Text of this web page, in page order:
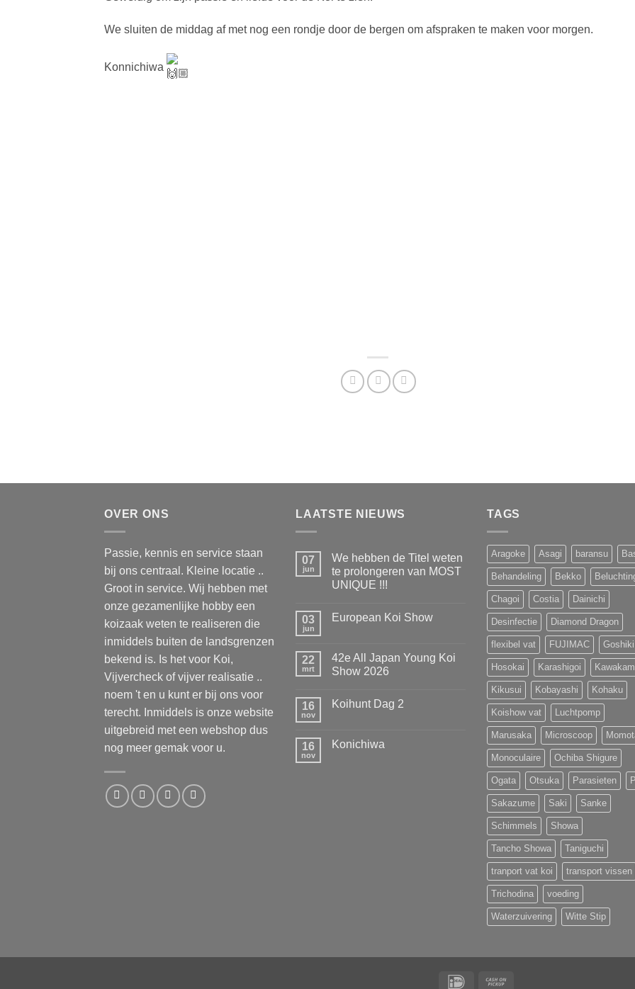
We sluiten de middag af met nog een rondje door de bergen om afspraken te maken voor morgen.
Konnichiwa
OVER ONS
Passie, kennis en service staan
bij ons centraal. Kleine locatie ..
Groot in service. Wij hebben met
onze gezamenlijke hobby een
koizaak weten te realiseren die
inmiddels buiten de landsgrenzen
bekend is. Is het voor Koi,
Vijvercheck of vijver realisatie ..
noem 't en u kunt er bij ons voor
terecht. Inmiddels is onze website
uitgebreid met een webshop dus
nog meer gemak voor u.
LAATSTE NIEUWS
07
jun
We hebben de Titel weten
te prolongeren van MOST
UNIQUE !!!
op
Titel
weten
te
MOST
UNIQUE
03
jun
European Koi Show
European
Koi
Show
22
mrt
42e All Japan Young Koi
Show 2026
op
Young
Koi
16
nov
Koihunt Dag 2
Koihunt
16
nov
Konichiwa
TAGS
Aragoke Asagi baransu
Behandeling Bekko
Chagoi Costia Dainichi
Desinfectie Diamond Dragon
flexibel vat FUJIMAC Goshiki
Hosokai Karashigoi
Kikusui Kobayashi Kohaku
Koishow vat Luchtpomp
Marusaka Microscoop
Monoculaire Ochiba Shigure
Ogata Otsuka Parasieten
Sakazume Saki Sanke
Schimmels Showa
Tancho Showa Taniguchi
tranport vat koi transport vissen
Trichodina voeding
Waterzuivering Witte Stip
IDeal